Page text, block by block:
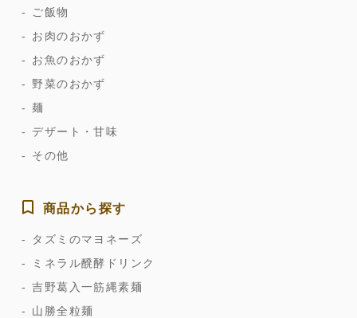
ご飯物
お肉のおかず
お魚のおかず
野菜のおかず
麺
デザート・甘味
その他
商品から探す
タズミのマヨネーズ
ミネラル醗酵ドリンク
吉野葛入一筋縄素麺
山勝全粒麺